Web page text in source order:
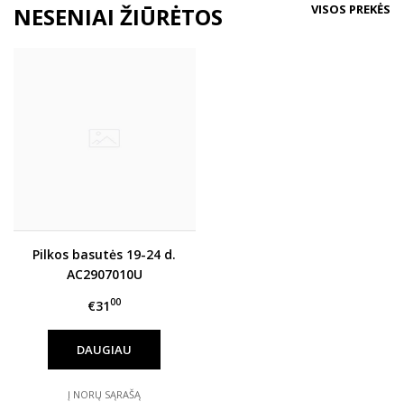
NESENIAI ŽIŪRĖTOS VISOS PREKĖS
Pilkos basutės 19-24 d.
AC2907010U
€3100
DAUGIAU
Į NORŲ SĄRAŠĄ